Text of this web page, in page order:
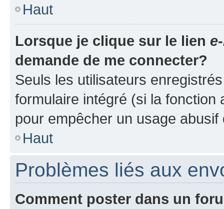
Haut
Lorsque je clique sur le lien
demande de me connecter?
Seuls les utilisateurs
formulaire intégré (si la fonction
pour empêcher un usage
Haut
Problèmes liés aux
Comment poster dans un